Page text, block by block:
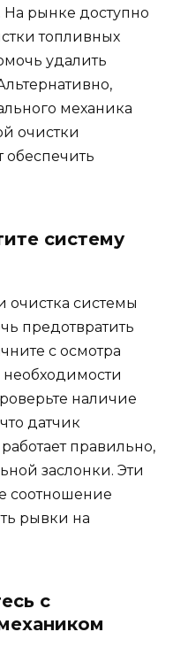
рынке доступно
топливных
удалить
механика
очистки
систему
очистка системы
предотвратить
с осмотра
наличие
датчик
правильно,
заслонки. Эти
соотношение
рывки на
с